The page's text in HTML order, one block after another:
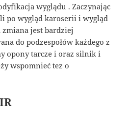
wyglądu . Zaczynając
po wygląd karoserii i wygląd
jest bardziej
do podzespołów każdego z
opony tarcze i oraz silnik i
wspomnieć tez o